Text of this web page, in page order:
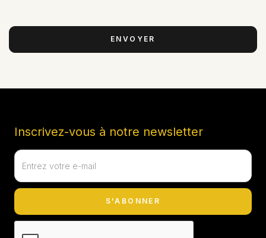
Inscrivez-vous à notre newsletter